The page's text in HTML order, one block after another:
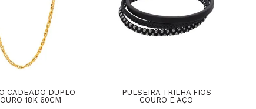
CADEADO DUPLO
18K 60CM
PULSEIRA TRILHA FIOS
COURO E AÇO